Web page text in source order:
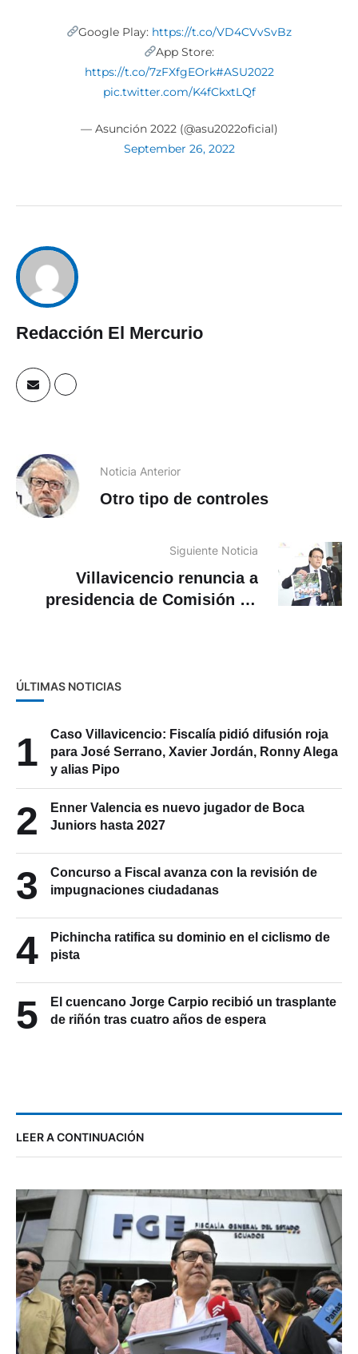
Google Play: https://t.co/VD4CVvSvBz
App Store:
https://t.co/7zFXfgEOrk#ASU2022
pic.twitter.com/K4fCkxtLQf
— Asunción 2022 (@asu2022oficial)
September 26, 2022
Redacción El Mercurio
Noticia Anterior
Otro tipo de controles
Siguiente Noticia
Villavicencio renuncia a
presidencia de Comisión de
ÚLTIMAS NOTICIAS
1
Caso Villavicencio: Fiscalía pidió difusión roja
para José Serrano, Xavier Jordán, Ronny Alega
y alias Pipo
2
Enner Valencia es nuevo jugador de Boca
Juniors hasta 2027
3
Concurso a Fiscal avanza con la revisión de
impugnaciones ciudadanas
4
Pichincha ratifica su dominio en el ciclismo de
pista
5
El cuencano Jorge Carpio recibió un trasplante
de riñón tras cuatro años de espera
LEER A CONTINUACIÓN